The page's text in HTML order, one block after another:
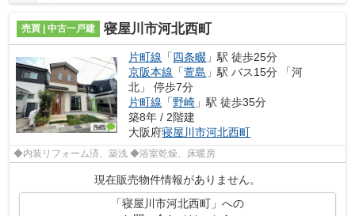
売買 | 中古一戸建 寝屋川市河北西町
片町線 「四条畷 」駅 徒歩25分
京阪本線 「萱島 」駅 バス15分 「河
北」 停歩7分
片町線 「野崎 」駅 徒歩35分
築8年 / 2階建
大阪府寝屋川市河北西町
◆内装リフォーム済、築浅 ◆浴室乾燥、床暖房
現在販売物件情報がありません。
「寝屋川市河北西町」への